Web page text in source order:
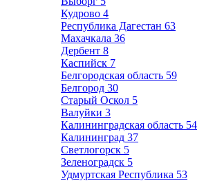
Кудрово 4
Республика Дагестан 63
Махачкала 36
Дербент 8
Каспийск 7
Белгородская область 59
Белгород 30
Старый Оскол 5
Валуйки 3
Калининградская область 54
Калининград 37
Светлогорск 5
Зеленоградск 5
Удмуртская Республика 53